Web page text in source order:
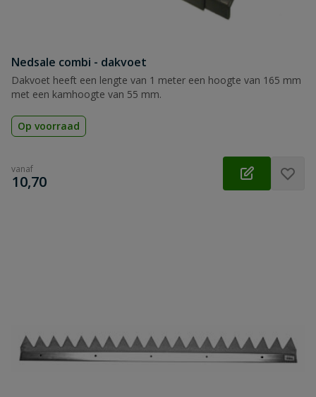
Nedsale combi - dakvoet
Dakvoet heeft een lengte van 1 meter een hoogte van 165 mm
met een kamhoogte van 55 mm.
Op voorraad
vanaf
€
10,70